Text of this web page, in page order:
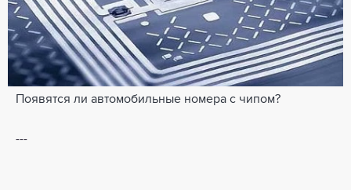
Появятся ли автомобильные номера с чипом?
---